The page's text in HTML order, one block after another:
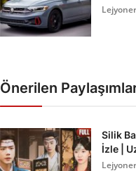
Lejyoner
Önerilen
Silik
İzle |
Lejyoner